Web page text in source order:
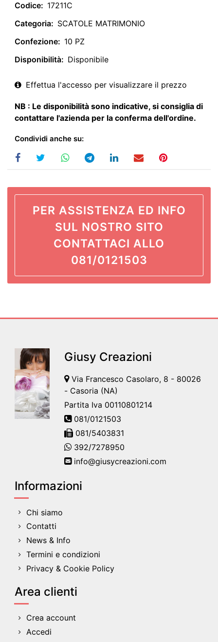
Codice: 17211C
Categoria: SCATOLE MATRIMONIO
Confezione: 10 PZ
Disponibilità: Disponibile
Effettua l'accesso per visualizzare il prezzo
NB : Le disponibilità sono indicative, si consiglia di
contattare l'azienda per la conferma dell'ordine.
Condividi anche su:
PER ASSISTENZA ED INFO
SUL NOSTRO SITO
CONTATTACI ALLO
081/0121503
Giusy Creazioni
Via Francesco Casolaro, 8 - 80026
- Casoria (NA)
Partita Iva 00110801214
081/0121503
081/5403831
392/7278950
info@giusycreazioni.com
Informazioni
Chi siamo
Contatti
News & Info
Termini e condizioni
Privacy & Cookie Policy
Area clienti
Crea account
Accedi